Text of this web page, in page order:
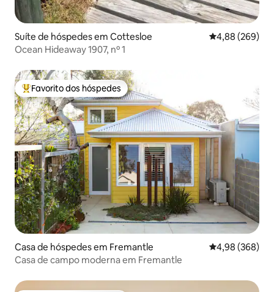
Suíte de hóspedes em Cottesloe Classificação
4,88 (269)
Ocean Hideaway 1907, nº 1
Favoritos dos hóspedes mais apreciados
Favorito dos hóspedes
Casa de hóspedes em Fremantle Classificação
4,98 (368)
Casa de campo moderna em Fremantle